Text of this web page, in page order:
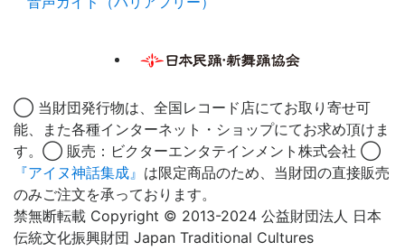
◯ 当財団発行物は、全国レコード店にてお取り寄せ可
能、また各種インターネット・ショップにてお求め頂けま
す。◯ 販売：ビクターエンタテインメント株式会社 ◯
『アイヌ神話集成』 は限定商品のため、当財団の直接販売
のみご注文を承っております。
禁無断転載 Copyright © 2013-2024 公益財団法人 日本
伝統文化振興財団 Japan Traditional Cultures